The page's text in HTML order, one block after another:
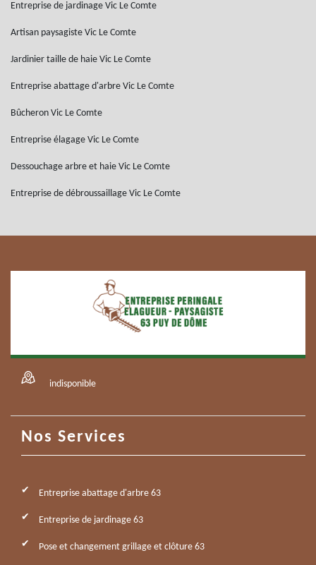
Entreprise de jardinage Vic Le Comte
Artisan paysagiste Vic Le Comte
Jardinier taille de haie Vic Le Comte
Entreprise abattage d'arbre Vic Le Comte
Bûcheron Vic Le Comte
Entreprise élagage Vic Le Comte
Dessouchage arbre et haie Vic Le Comte
Entreprise de débroussaillage Vic Le Comte
indisponible
Nos Services
Entreprise abattage d'arbre 63
Entreprise de jardinage 63
Pose et changement grillage et clôture 63